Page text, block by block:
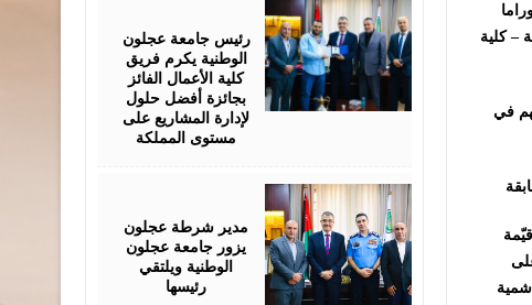
2025، في قاعة الايكوراما
– كلية
في
رئيس جامعة عجلون
الوطنية يكرم فريق
كلية الأعمال الفائز
بجائزة أفضل حلول
لإدارة المشاريع على
مستوى المملكة
مدير شرطة عجلون
يزور جامعة عجلون
الوطنية ويلتقي
رئيسها